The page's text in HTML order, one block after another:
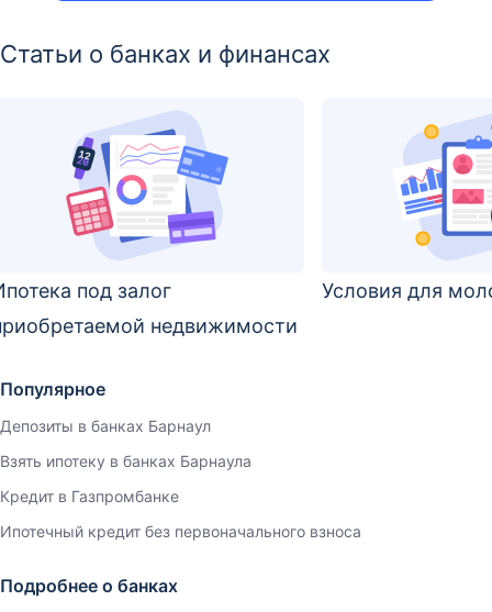
Статьи о банках и финансах
под залог
недвижимости
Условия для
Популярное
Депозиты в банках Барнаул
Взять ипотеку в банках Барнаула
Кредит в Газпромбанке
Ипотечный кредит без первоначального взноса
Подробнее о банках